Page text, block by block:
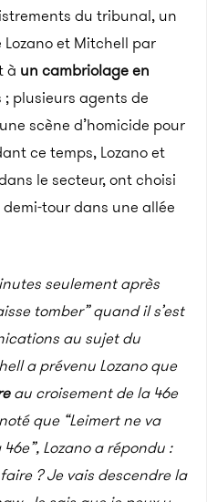
du tribunal, un
et Mitchell par
à un cambriolage en
; plusieurs agents de
scène d’homicide pour
ce temps, Lozano et
le secteur, ont choisi
tour dans une allée
seulement après
tomber” quand il s’est
au sujet du
a prévenu Lozano que
au croisement de la 46e
que “Leimert ne va
Lozano a répondu :
? Je vais descendre la